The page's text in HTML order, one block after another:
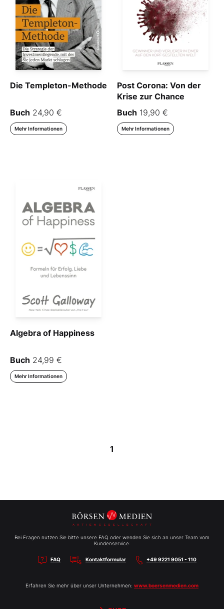
Die Templeton-Methode
Buch 24,90 €
Mehr Informationen
Post Corona: Von der
Krise zur Chance
Buch 19,90 €
Mehr Informationen
Algebra of Happiness
Buch 24,99 €
Mehr Informationen
1
Bei Fragen nutzen Sie bitte unsere FAQ oder wenden Sie sich an unser Team vom
Kundenservice:
FAQ Kontaktformular +49 9221 9051 - 110
Erfahren Sie mehr über unser Unternehmen: www.boersenmedien.com